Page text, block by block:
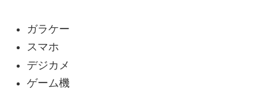
ガラケー
スマホ
デジカメ
ゲーム機